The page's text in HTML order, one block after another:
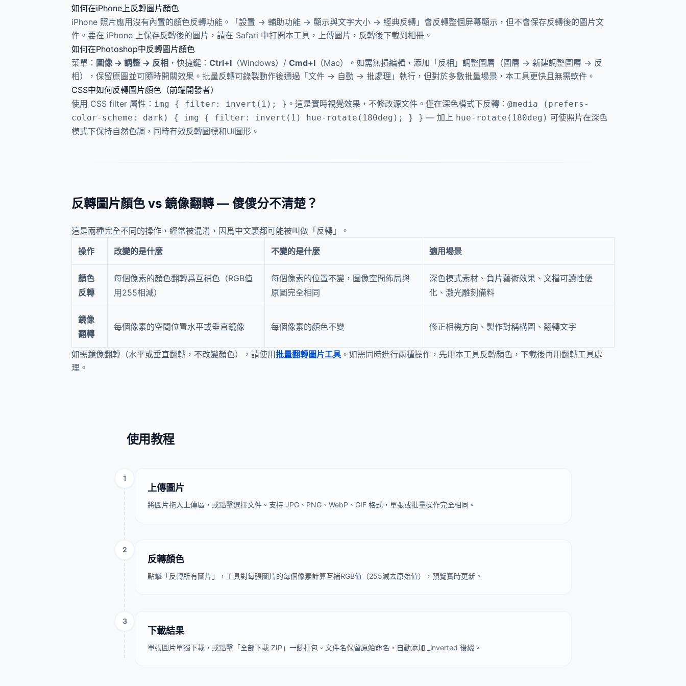
如何在iPhone上反轉圖片顏色
iPhone 照片應用沒有內置的顏色反轉功能。「設置 → 輔助功能 → 顯示與文字大小 → 經典反轉」會反轉整個屏幕顯示，但不會保存反轉後的圖片文
件。要在 iPhone 上保存反轉後的圖片，請在 Safari 中打開本工具，上傳圖片，反轉後下載到相冊。
如何在Photoshop中反轉圖片顏色
菜單： 圖像 → 調整 → 反相 ，快捷鍵： Ctrl+I （Windows）/ Cmd+I （Mac）。如需無損編輯，添加「反相」調整圖層（圖層 → 新建調整圖層 → 反
相），保留原圖並可隨時開關效果。批量反轉可錄製動作後通過「文件 → 自動 → 批處理」執行，但對於多數批量場景，本工具更快且無需軟件。
CSS中如何反轉圖片顏色（前端開發者）
使用 CSS filter 屬性： img { filter: invert(1); } 。這是實時視覺效果，不修改源文件。僅在深色模式下反轉： @media (prefers-
color-scheme: dark) { img { filter: invert(1) hue-rotate(180deg); } } — 加上 hue-rotate(180deg) 可使照片在深色
模式下保持自然色調，同時有效反轉圖標和UI圖形。
反轉圖片顏色 vs 鏡像翻轉 — 傻傻分不清楚？
這是兩種完全不同的操作，經常被混淆，因爲中文裏都可能被叫做「反轉」。
操作
改變的是什麼 不變的是什麼 適用場景
顏色
反轉
每個像素的顏色翻轉爲互補色（RGB值
用255相減）
每個像素的位置不變，圖像空間佈局與
原圖完全相同
深色模式素材、負片藝術效果、文檔可讀性優
化、激光雕刻備料
鏡像
翻轉
每個像素的空間位置水平或垂直鏡像 每個像素的顏色不變 修正相機方向、製作對稱構圖、翻轉文字
如需鏡像翻轉（水平或垂直翻轉，不改變顏色），請使用批量翻轉圖片工具 。如需同時進行兩種操作，先用本工具反轉顏色，下載後再用翻轉工具處
理。
使用教程
1
上傳圖片
將圖片拖入上傳區，或點擊選擇文件。支持 JPG、PNG、WebP、GIF 格式，單張或批量操作完全相同。
2
反轉顏色
點擊「反轉所有圖片」，工具對每張圖片的每個像素計算互補RGB值（255減去原始值），預覽實時更新。
3
下載結果
單張圖片單獨下載，或點擊「全部下載 ZIP」一鍵打包。文件名保留原始命名，自動添加 _inverted 後綴。